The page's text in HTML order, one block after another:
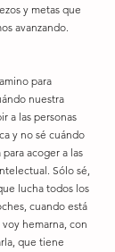
y metas que
avanzando.
para
nuestra
a las personas
y no sé cuándo
acoger a las
Sólo sé,
lucha todos los
cuando está
hemarna, con
que tiene